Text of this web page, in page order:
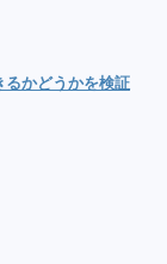
かどうかを検証